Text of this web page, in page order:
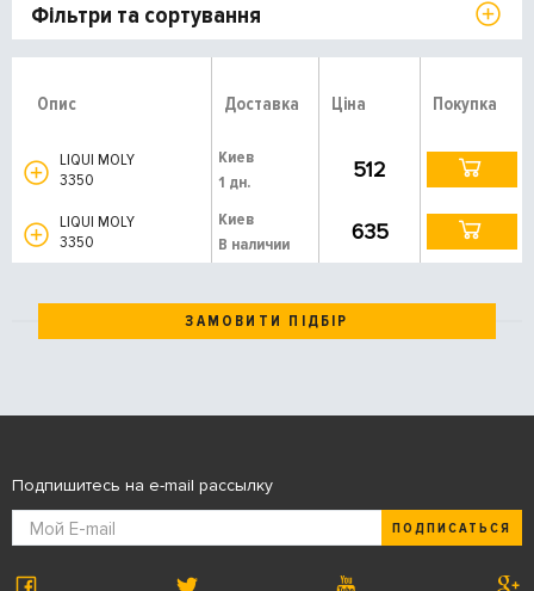
Фільтри та сортування
Опис Доставка Ціна Покупка
LIQUI MOLY
3350
Киев
1 дн.
512
LIQUI MOLY
3350
Киев
В наличии
635
ЗАМОВИТИ ПІДБІР
Подпишитесь на e-mail рассылку
ПОДПИСАТЬСЯ